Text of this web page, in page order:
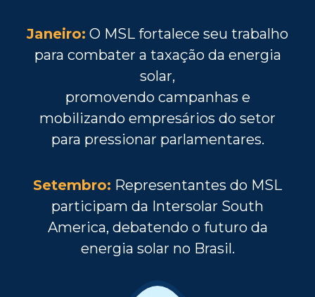
Janeiro: O MSL fortalece seu trabalho
para combater a taxação da energia
solar,
promovendo campanhas e
mobilizando empresários do setor
para pressionar parlamentares.
Setembro: Representantes do MSL
participam da Intersolar South
America, debatendo o futuro da
energia solar no Brasil.